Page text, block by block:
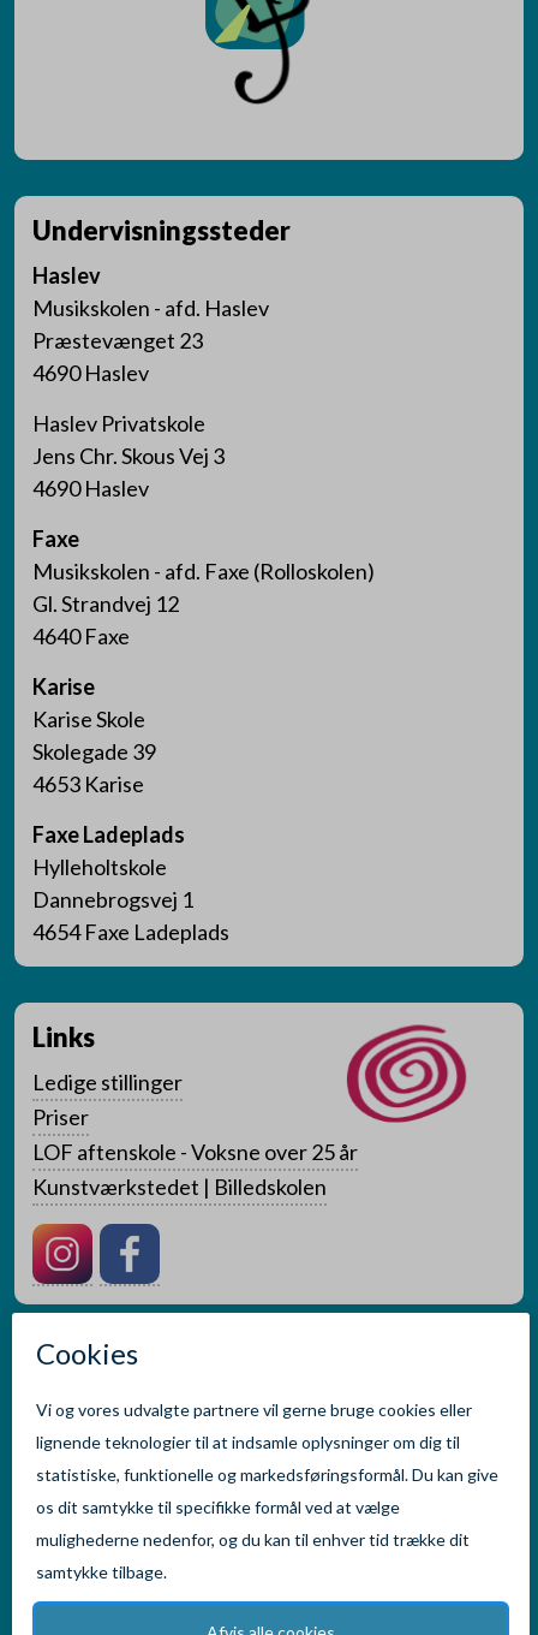
Undervisningssteder
Haslev
Musikskolen - afd. Haslev
Præstevænget 23
4690 Haslev
Haslev Privatskole
Jens Chr. Skous Vej 3
4690 Haslev
Faxe
Musikskolen - afd. Faxe (Rolloskolen)
Gl. Strandvej 12
4640 Faxe
Karise
Karise Skole
Skolegade 39
4653 Karise
Faxe Ladeplads
Hylleholtskole
Dannebrogsvej 1
4654 Faxe Ladeplads
Links
Ledige stillinger
Priser
LOF aftenskole - Voksne over 25 år
Kunstværkstedet | Billedskolen
en del af Faxe Kommune
© 2026 Faxe Musikskole